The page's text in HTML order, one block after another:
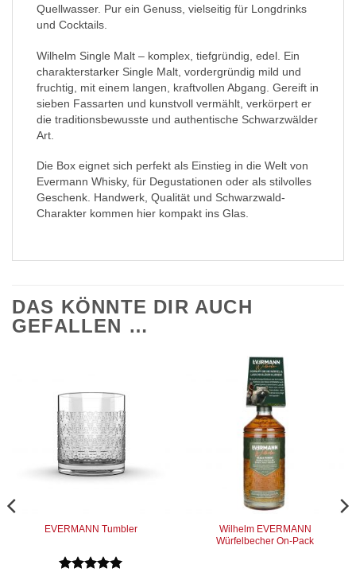
Quellwasser. Pur ein Genuss, vielseitig für Longdrinks
und Cocktails.
Wilhelm Single Malt – komplex, tiefgründig, edel. Ein
charakterstarker Single Malt, vordergründig mild und
fruchtig, mit einem langen, kraftvollen Abgang. Gereift in
sieben Fassarten und kunstvoll vermählt, verkörpert er
die traditionsbewusste und authentische Schwarzwälder
Art.
Die Box eignet sich perfekt als Einstieg in die Welt von
Evermann Whisky, für Degustationen oder als stilvolles
Geschenk. Handwerk, Qualität und Schwarzwald-
Charakter kommen hier kompakt ins Glas.
DAS KÖNNTE DIR AUCH
GEFALLEN …
EVERMANN Tumbler
Wilhelm EVERMANN
Würfelbecher On-Pack